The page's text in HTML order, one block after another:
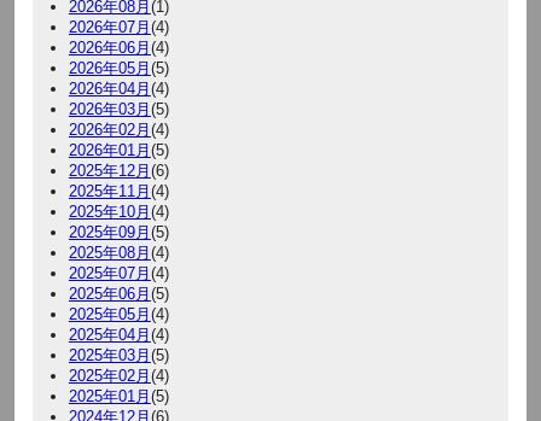
2026年08月 (1)
2026年07月 (4)
2026年06月 (4)
2026年05月 (5)
2026年04月 (4)
2026年03月 (5)
2026年02月 (4)
2026年01月 (5)
2025年12月 (6)
2025年11月 (4)
2025年10月 (4)
2025年09月 (5)
2025年08月 (4)
2025年07月 (4)
2025年06月 (5)
2025年05月 (4)
2025年04月 (4)
2025年03月 (5)
2025年02月 (4)
2025年01月 (5)
2024年12月 (6)